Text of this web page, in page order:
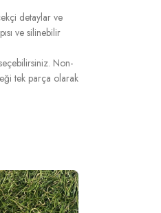
detaylar ve
ve silinebilir
Non-
tek parça olarak